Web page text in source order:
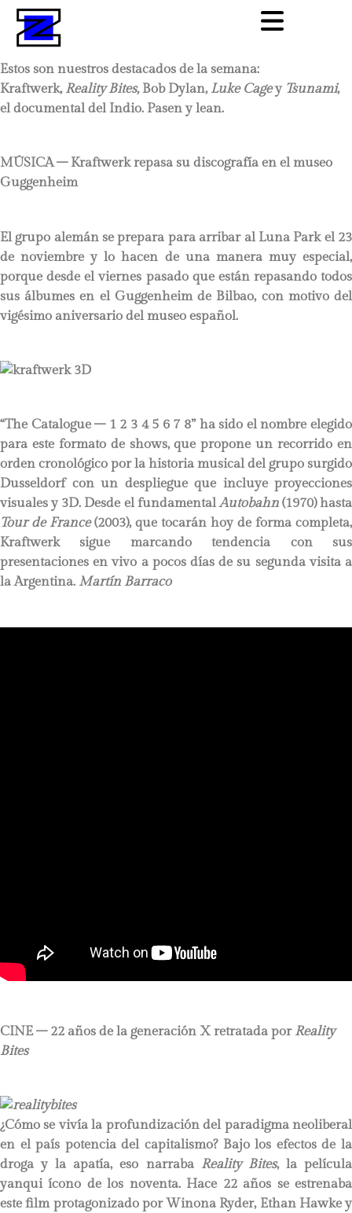
Estos son nuestros destacados de la semana:
Kraftwerk, Reality Bites, Bob Dylan, Luke Cagey Tsunami,
el documental del Indio. Pasen y lean.
MÚSICA – Kraftwerk repasa su discografía en el museo
Guggenheim
El grupo alemán se prepara para arribar al Luna Park el 23
de noviembre y lo hacen de una manera muy especial,
porque desde el viernes pasado que están repasando todos
sus álbumes en el Guggenheim de Bilbao, con motivo del
vigésimo aniversario del museo español.
“The Catalogue – 1 2 3 4 5 6 7 8” ha sido el nombre elegido
para este formato de shows, que propone un recorrido en
orden cronológico por la historia musical del grupo surgido
Dusseldorf con un despliegue que incluye proyecciones
visuales y 3D. Desde el fundamentalAutobahn (1970) hasta
Tour de France(2003), que tocarán hoy de forma completa,
Kraftwerk sigue marcando tendencia con sus
presentaciones en vivo a pocos días de su segunda visita a
la Argentina. Martín Barraco
CINE – 22 años de la generación X retratada por Reality
Bites
¿Cómo se vivía la profundización del paradigma neoliberal
en el país potencia del capitalismo? Bajo los efectos de la
droga y la apatía, eso narraba Reality Bites, la película
yanqui ícono de los noventa. Hace 22 años se estrenaba
este film protagonizado por Winona Ryder, Ethan Hawke y